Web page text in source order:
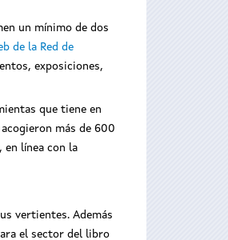
un mínimo de dos
de la Red de
exposiciones,
que tiene en
más de 600
en línea con la
vertientes. Además
el sector del libro